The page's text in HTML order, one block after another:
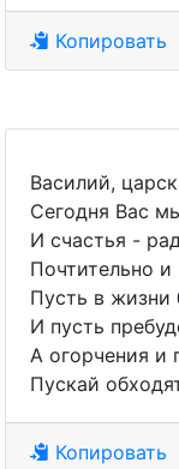
Копировать
Василий,
Сегодня Вас
И счастья -
Почтительно
Пусть в жизни
И пусть
А огорчения и
Пускай
Копировать